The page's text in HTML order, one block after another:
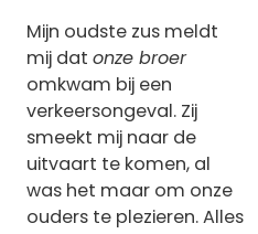
Mijn oudste zus meldt
mij dat onze broer
omkwam bij een
verkeersongeval. Zij
smeekt mij naar de
uitvaart te komen, al
was het maar om onze
ouders te plezieren. Alles